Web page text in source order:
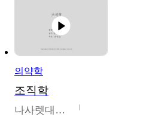
의약학
조직학
나사렛대학교